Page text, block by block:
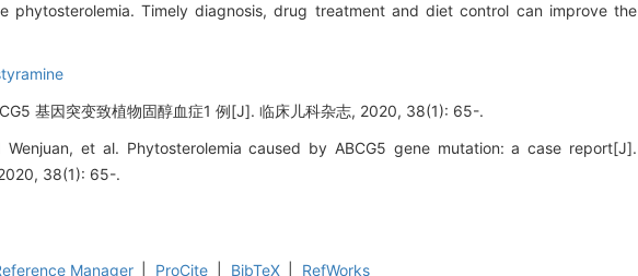
Timely diagnosis, drug treatment and diet control can improve the
基因突变致植物固醇血症1 例[J]. 临床儿科杂志, 2020, 38(1): 65-.
Wenjuan, et al. Phytosterolemia caused by ABCG5 gene mutation: a case report[J].
38(1): 65-.
Manager ProCite BibTeX
RefWorks